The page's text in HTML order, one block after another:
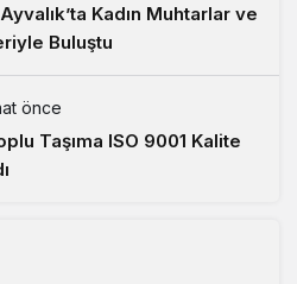
Kadın Muhtarlar ve
Buluştu
önce
Taşıma ISO 9001 Kalite